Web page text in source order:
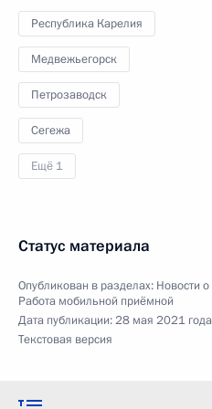
Республика Карелия
Медвежьегорск
Петрозаводск
Сегежа
Ещё 1
Статус материала
Опубликован в разделах: Новости
Работа мобильной приёмной
Дата публикации:28 мая 2021
Текстовая версия